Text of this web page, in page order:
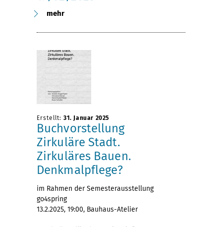
mehr
Erstellt: 31. Januar 2025
Buchvorstellung
Zirkuläre Stadt.
Zirkuläres Bauen.
Denkmalpflege?
im Rahmen der Semesterausstellung
go4spring
13.2.2025, 19:00, Bauhaus-Atelier